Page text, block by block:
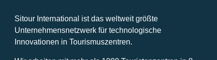
Sitour International ist das weltweit größte
Unternehmensnetzwerk für technologische
Innovationen in Tourismuszentren.